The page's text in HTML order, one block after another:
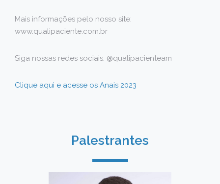
Mais informações pelo nosso site:
www.qualipaciente.com.br
Siga nossas redes sociais: @qualipacienteam
Clique aqui e acesse os Anais 2023
Palestrantes